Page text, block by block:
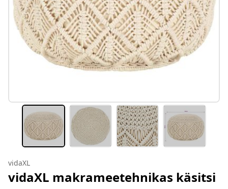
vidaXL
vidaXL makrameetehnikas käsitsi